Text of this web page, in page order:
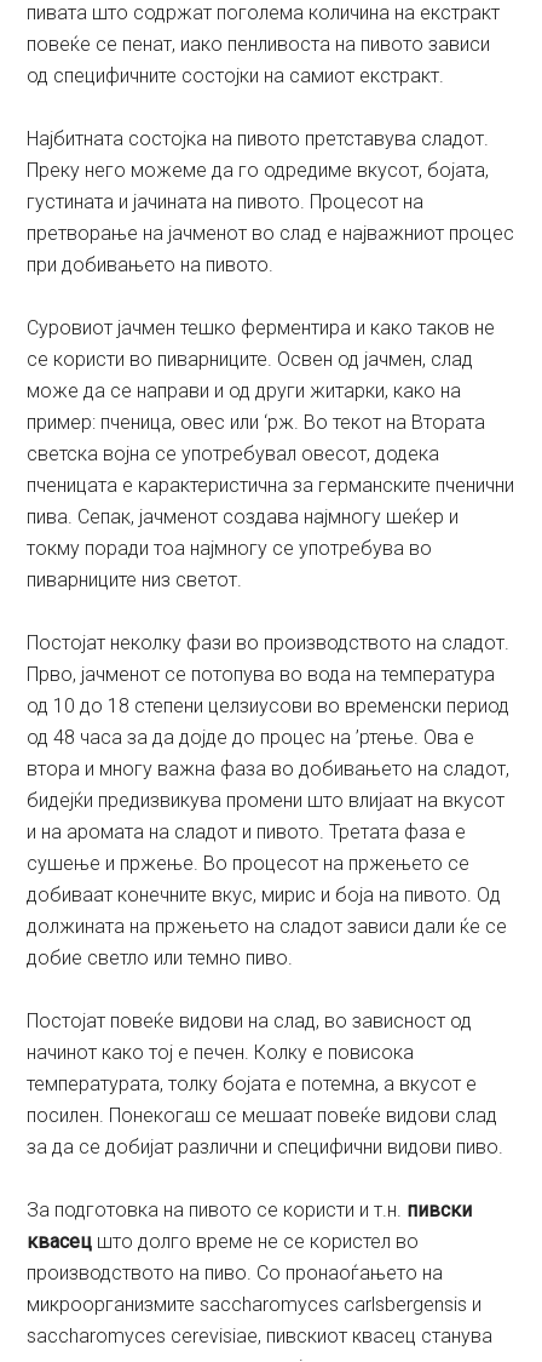
пивата што содржат поголема количина на екстракт
повеќе се пенат, иако пенливоста на пивото зависи
од специфичните состојки на самиот екстракт.
Најбитната состојка на пивото претставува сладот.
Преку него можеме да го одредиме вкусот, бојата,
густината и јачината на пивото. Процесот на
претворање на јачменот во слад е најважниот процес
при добивањето на пивото.
Суровиот јачмен тешко ферментира и како таков не
се користи во пиварниците. Освен од јачмен, слад
може да се направи и од други житарки, како на
пример: пченица, овес или ‘рж. Во текот на Втората
светска војна се употребувал овесот, додека
пченицата е карактеристична за германските пченични
пива. Сепак, јачменот создава најмногу шеќер и
токму поради тоа најмногу се употребува во
пиварниците низ светот.
Постојат неколку фази во производството на сладот.
Прво, јачменот се потопува во вода на температура
од 10 до 18 степени целзиусови во временски период
од 48 часа за да дојде до процес на ’ртење. Ова е
втора и многу важна фаза во добивањето на сладот,
бидејќи предизвикува промени што влијаат на вкусот
и на аромата на сладот и пивото. Третата фаза е
сушење и пржење. Во процесот на пржењето се
добиваат конечните вкус, мирис и боја на пивото. Од
должината на пржењето на сладот зависи дали ќе се
добие светло или темно пиво.
Постојат повеќе видови на слад, во зависност од
начинот како тој е печен. Колку е повисока
температурата, толку бојата е потемна, а вкусот е
посилен. Понекогаш се мешаат повеќе видови слад
за да се добијат различни и специфични видови пиво.
За подготовка на пивото се користи и т.н. пивски
квасец што долго време не се користел во
производството на пиво. Со пронаоѓањето на
микроорганизмите saccharomyces carlsbergensis и
saccharomyces cerevisiae, пивскиот квасец станува